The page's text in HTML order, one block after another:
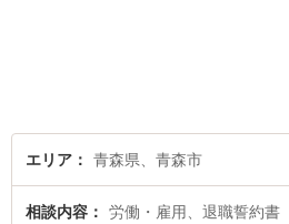
エリア 青森県、青森市
相談内容 労働・雇用、退職誓約書